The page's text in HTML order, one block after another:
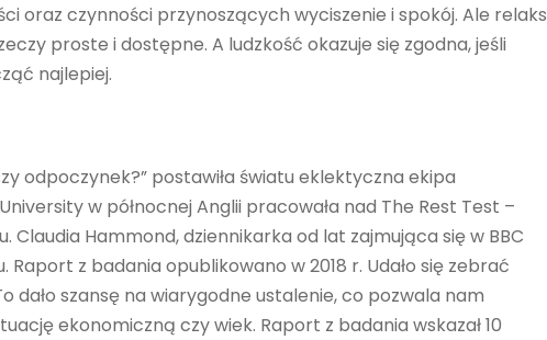
oraz czynności przynoszących wyciszenie i spokój. Ale relaks
proste i dostępne. A ludzkość okazuje się zgodna, jeśli
najlepiej.
odpoczynek?” postawiła światu eklektyczna ekipa
w północnej Anglii pracowała nad The Rest Test –
Hammond, dziennikarka od lat zajmująca się w BBC
z badania opublikowano w 2018 r. Udało się zebrać
dało szansę na wiarygodne ustalenie, co pozwala nam
ekonomiczną czy wiek. Raport z badania wskazał 10